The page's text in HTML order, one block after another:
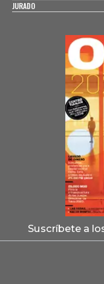
JURADO
Suscríbete a